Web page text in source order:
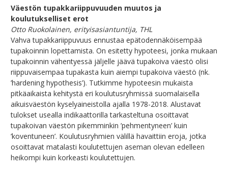
Väestön tupakkariippuvuuden muutos ja
koulutukselliset erot
Otto Ruokolainen, erityisasiantuntija, THL
Vahva tupakkariippuvuus ennustaa epätodennäköisempää
tupakoinnin lopettamista. On esitetty hypoteesi, jonka mukaan
tupakoinnin vähentyessä jäljelle jäävä tupakoiva väestö olisi
riippuvaisempaa tupakasta kuin aiempi tupakoiva väestö (nk.
’hardening hypothesis’). Tutkimme hypoteesin mukaista
pitkäaikaista kehitystä eri koulutusryhmissä suomalaisella
aikuisväestön kyselyaineistolla ajalla 1978-2018. Alustavat
tulokset usealla indikaattorilla tarkasteltuna osoittavat
tupakoivan väestön pikemminkin ’pehmentyneen’ kuin
’koventuneen’. Koulutusryhmien välillä havaittiin eroja, jotka
osoittavat matalasti koulutettujen aseman olevan edelleen
heikompi kuin korkeasti koulutettujen.